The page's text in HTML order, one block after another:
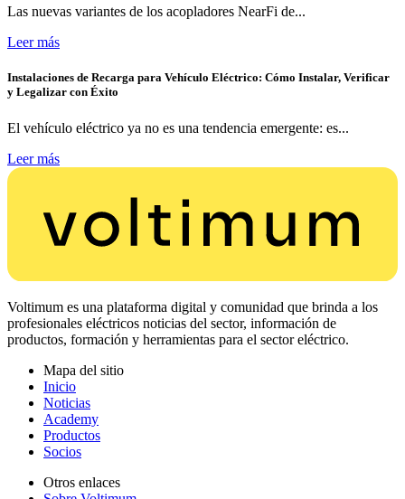
Las nuevas variantes de los acopladores NearFi de...
Leer más
Instalaciones de Recarga para Vehículo Eléctrico: Cómo Instalar, Verificar
y Legalizar con Éxito
El vehículo eléctrico ya no es una tendencia emergente: es...
Leer más
Voltimum es una plataforma digital y comunidad que brinda a los
profesionales eléctricos noticias del sector, información de
productos, formación y herramientas para el sector eléctrico.
Mapa del sitio
Inicio
Noticias
Academy
Productos
Socios
Otros enlaces